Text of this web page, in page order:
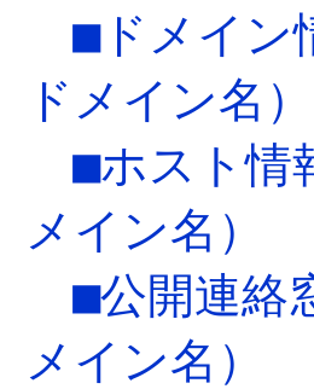
■ドメイン
ドメイン名）
■ホスト情
メイン名）
■公開連絡
メイン名）